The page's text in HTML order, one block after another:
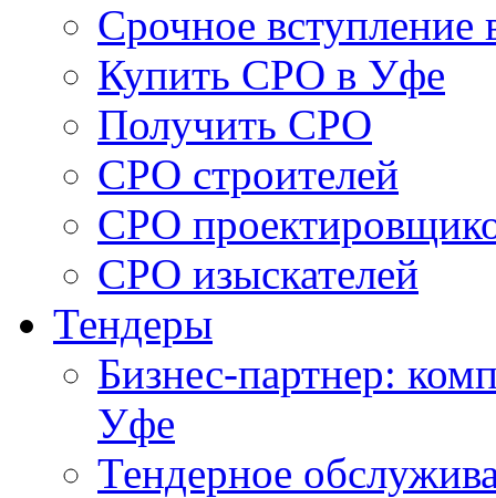
Cрочное
Купить СРО в Уфе
Получить СРО
СРО строителей
СРО
СРО изыскателей
Тендеры
Бизнес-партнер:
Уфе
Тендерное